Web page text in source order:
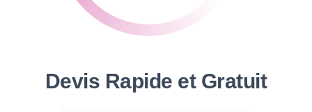
Devis Rapide et Gratuit